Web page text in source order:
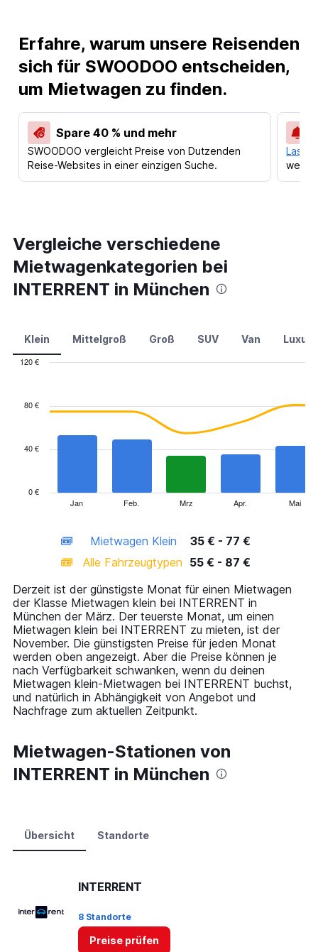
Erfahre, warum unsere Reisenden
sich für SWOODOO entscheiden,
um Mietwagen zu finden.
Spare 40 % und mehr
SWOODOO vergleicht Preise von Dutzenden
Reise-Websites in einer einzigen Suche.
Lass
Vergleiche verschiedene
Mietwagenkategorien bei
INTERRENT in München
Klein Mittelgroß Groß SUV Van
has
displaying
categories.
14
categories.
The
chart
has
1
Y
axis
displaying
values.
Range:
to
120.
Jan Feb. Mrz Apr. Mai
0 €
40 €
80 €
120 €
Mietwagen Klein
35 € - 77 €
Alle Fahrzeugtypen 55 € - 87 €
Derzeit ist der günstigste Monat für einen Mietwagen
der Klasse Mietwagen klein bei INTERRENT in
München der März. Der teuerste Monat, um einen
Mietwagen klein bei INTERRENT zu mieten, ist der
November. Die günstigsten Preise für jeden Monat
werden oben angezeigt. Aber die Preise können je
nach Verfügbarkeit schwanken, wenn du deinen
Mietwagen klein-Mietwagen bei INTERRENT buchst,
und natürlich in Abhängigkeit von Angebot und
Nachfrage zum aktuellen Zeitpunkt.
Mietwagen-Stationen von
INTERRENT in München
Übersicht Standorte
INTERRENT
8 Standorte
Preise prüfen